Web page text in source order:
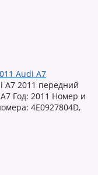
Audi A7
A7 2011 передний
Год: 2011 Номер и
4E0927804D,